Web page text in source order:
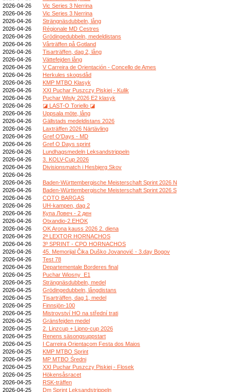
2026-04-26
Vic Series 3 Nerrina
2026-04-26
Vic Series 3 Nerrina
2026-04-26
Strängnäsdubbeln, lång
2026-04-26
Régionale MD Cestres
2026-04-26
Grödingedubbeln, medeldistans
2026-04-26
Vårträffen på Gotland
2026-04-26
Tisarträffen, dag 2, lång
2026-04-26
Vättefejden lång
2026-04-26
V Carreira de Orientación - Concello de Ames
2026-04-26
Herkules skogsdåd
2026-04-26
KMP MTBO Klasyk
2026-04-26
XXI Puchar Puszczy Piskiej - Kulik
2026-04-26
Puchar Wisły 2026 E2 klasyk
2026-04-26
◪ LAST-O Toriello ◪
2026-04-26
Uppsala möte, lång
2026-04-26
Gällstads medeldistans 2026
2026-04-26
Laxträffen 2026 Närtävling
2026-04-26
Gref O'Days - MD
2026-04-26
Gref O Days sprint
2026-04-26
Lundhagsmedeln Leksandstrippeln
2026-04-26
3. KOLV-Cup 2026
2026-04-26
Divisionsmatch i Hesbjerg Skov
2026-04-26
2026-04-26
Baden-Württembergische Meisterschaft Sprint 2026 N
2026-04-26
Baden-Württembergische Meisterschaft Sprint 2026 S
2026-04-26
COTO BARGAS
2026-04-26
UH-kampen, dag 2
2026-04-26
Купа Ловеч - 2 ден
2026-04-26
Otxandio-2.EHOK
2026-04-26
OK Arona kauss 2026 2. diena
2026-04-26
2ª LEXTOR HORNACHOS
2026-04-26
3º SPRINT - CPO HORNACHOS
2026-04-26
45. Memorijal Čika Duško Jovanović - 3.day Bogov
2026-04-26
Test 78
2026-04-26
Departementale Borderes final
2026-04-25
Puchar Wiosny_E1
2026-04-25
Strängnäsdubbeln, medel
2026-04-25
Grödingedubbeln, långdistans
2026-04-25
Tisarträffen, dag 1, medel
2026-04-25
Finnsjön-100
2026-04-25
Mistrovství HO na střední trati
2026-04-25
Gränsfejden medel
2026-04-25
2. Linzcup + Lipno-cup 2026
2026-04-25
Renens säsongsuppstart
2026-04-25
I Carreira Orientaçom Festa dos Maios
2026-04-25
KMP MTBO Sprint
2026-04-25
MP MTBO Średni
2026-04-25
XXI Puchar Puszczy Piskiej - Flosek
2026-04-25
Hökensåsracet
2026-04-25
RSK-träffen
2026-04-25
Dm Sprint Leksandstrippeln